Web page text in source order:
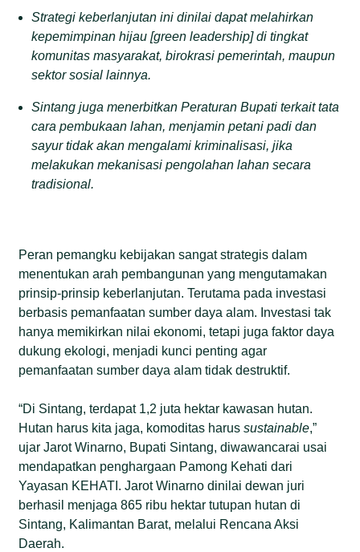
Strategi keberlanjutan ini dinilai dapat melahirkan
kepemimpinan hijau [green leadership] di tingkat
komunitas masyarakat, birokrasi pemerintah, maupun
sektor sosial lainnya.
Sintang juga menerbitkan Peraturan Bupati terkait tata
cara pembukaan lahan, menjamin petani padi dan
sayur tidak akan mengalami kriminalisasi, jika
melakukan mekanisasi pengolahan lahan secara
tradisional.
Peran pemangku kebijakan sangat strategis dalam
menentukan arah pembangunan yang mengutamakan
prinsip-prinsip keberlanjutan. Terutama pada investasi
berbasis pemanfaatan sumber daya alam. Investasi tak
hanya memikirkan nilai ekonomi, tetapi juga faktor daya
dukung ekologi, menjadi kunci penting agar
pemanfaatan sumber daya alam tidak destruktif.
“Di Sintang, terdapat 1,2 juta hektar kawasan hutan.
Hutan harus kita jaga, komoditas harussustainable,”
ujar Jarot Winarno, Bupati Sintang, diwawancarai usai
mendapatkan penghargaan Pamong Kehati dari
Yayasan KEHATI. Jarot Winarno dinilai dewan juri
berhasil menjaga 865 ribu hektar tutupan hutan di
Sintang, Kalimantan Barat, melalui Rencana Aksi
Daerah.